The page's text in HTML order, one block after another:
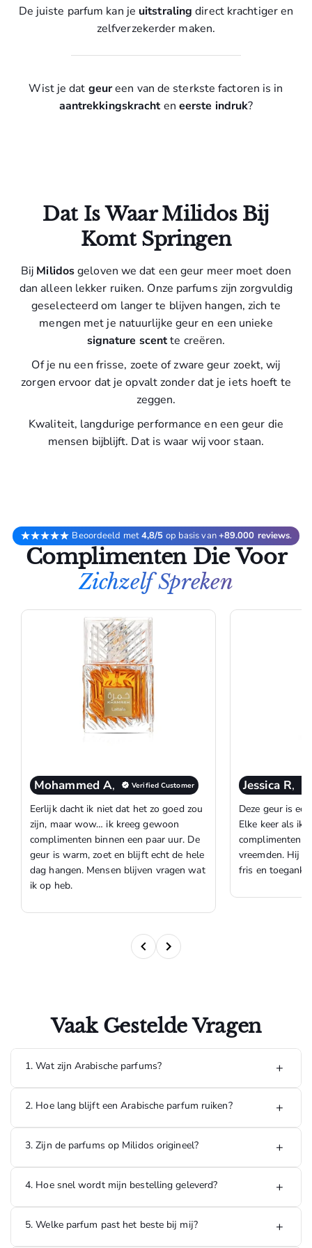
De juiste parfum kan je uitstralingdirect krachtiger en
zelfverzekerder maken.
Wist je dat geureen van de sterkste factoren is in
aantrekkingskrachten eerste indruk?
Dat Is Waar Milidos Bij
Komt Springen
Bij Milidosgeloven we dat een geur meer moet doen
dan alleen lekker ruiken. Onze parfums zijn zorgvuldig
geselecteerd om langer te blijven hangen, zich te
mengen met je natuurlijke geur en een unieke
signature scentte creëren.
Of je nu een frisse, zoete of zware geur zoekt, wij
zorgen ervoor dat je opvalt zonder dat je iets hoeft te
zeggen.
Kwaliteit, langdurige performance en een geur die
mensen bijblijft. Dat is waar wij voor staan.
Beoordeeld met4,8/5 op basis van+89.000 reviews.
Complimenten Die Voor
Zichzelf Spreken
Mohammed A, Verified Customer
Eerlijk dacht ik niet dat het zo goed zou
zijn, maar wow… ik kreeg gewoon
complimenten binnen een paar uur. De
geur is warm, zoet en blijft echt de hele
dag hangen. Mensen blijven vragen wat
ik op heb.
Jessica R,
Deze geur is
Elke keer als ik
complimenten
vreemden. Hij
fris en
Vaak Gestelde Vragen
1. Wat zijn Arabische parfums? +
langdurige geuren. Ze bevatten vaak ingrediënten zoals
2. Hoe lang blijft een Arabische parfum ruiken? +
concentratie geurstoffen en kunnen 8 tot 24 uur of langer
3. Zijn de parfums op Milidos origineel? +
origineel en afkomstig van officiële leveranciers en erkende
4. Hoe snel wordt mijn bestelling geleverd? +
Bestellingen die op werkdagen worden geplaatst, worden
5. Welke parfum past het beste bij mij? +